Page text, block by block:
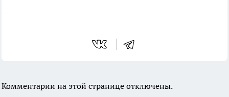
Комментарии на этой странице отключены.